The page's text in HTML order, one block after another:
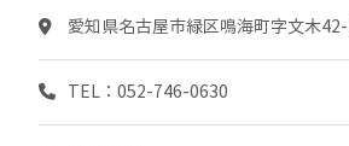
愛知県名古屋市緑区鳴海町字文木
TEL：052-746-0630